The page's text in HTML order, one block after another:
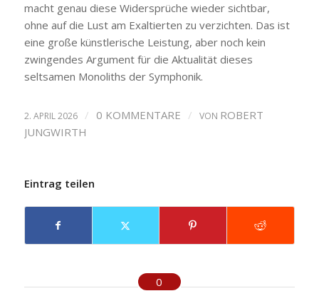
macht genau diese Widersprüche wieder sichtbar,
ohne auf die Lust am Exaltierten zu verzichten. Das ist
eine große künstlerische Leistung, aber noch kein
zwingendes Argument für die Aktualität dieses
seltsamen Monoliths der Symphonik.
2. APRIL 2026 / 0 KOMMENTARE / VON ROBERT
JUNGWIRTH
Eintrag teilen
0